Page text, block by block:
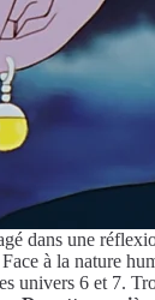
dans une
à la nature
6 et 7.